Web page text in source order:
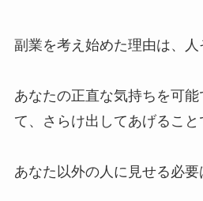
副業を考え始めた理由は、
あなたの正直な気持ちを可
て、さらけ出してあげること
あなた以外の人に見せる必要